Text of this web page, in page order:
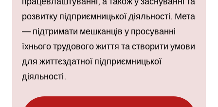
розвитку підприємницької діяльності. Мета
— підтримати мешканців у просуванні
їхнього трудового життя та створити умови
для життєздатної підприємницької
діяльності.